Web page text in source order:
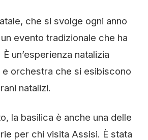
che si svolge ogni anno
evento tradizionale che ha
un’esperienza natalizia
orchestra che si esibiscono
natalizi.
la basilica è anche una delle
per chi visita Assisi. È stata